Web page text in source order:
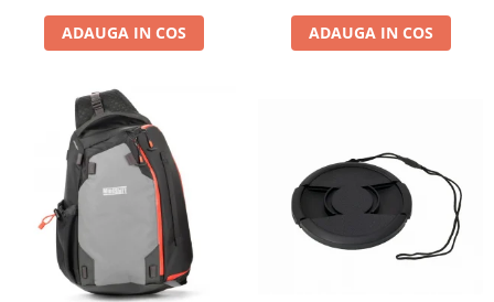
ADAUGA IN COS ADAUGA IN COS